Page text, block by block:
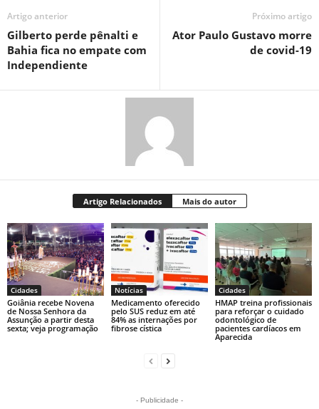
Artigo anterior
Gilberto perde pênalti e
Bahia fica no empate com
Independiente
Próximo artigo
Ator Paulo Gustavo morre
de covid-19
Artigo Relacionados Mais do autor
Cidades
Goiânia recebe Novena
de Nossa Senhora da
Assunção a partir desta
sexta; veja programação
Notícias
Medicamento oferecido
pelo SUS reduz em até
84% as internações por
fibrose cística
Cidades
HMAP treina profissionais
para reforçar o cuidado
odontológico de
pacientes cardíacos em
Aparecida
- Publicidade -